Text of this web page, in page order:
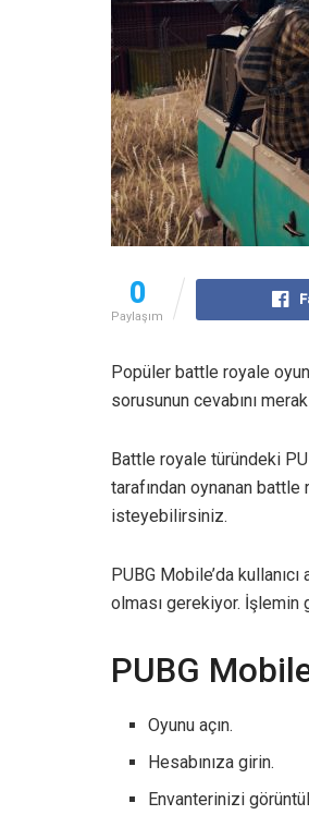
0
Paylaşım
Popüler battle royale
sorusunun cevabını
Battle royale türündeki
tarafından oynanan
isteyebilirsiniz.
PUBG Mobile’da
olması gerekiyor.
PUBG
Oyunu açın.
Hesabınıza girin.
Envanterinizi